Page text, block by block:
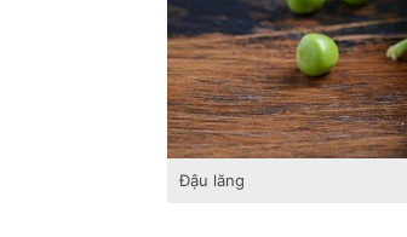
Đậu lăng